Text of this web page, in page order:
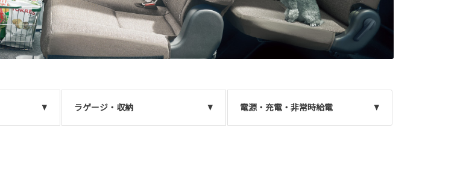
ラゲージ・収納 電源・充電・非常時給電